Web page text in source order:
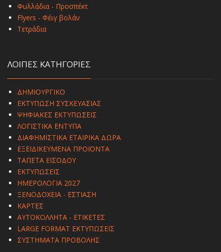
Φυλλάδια - Προσπέκτ
Flyers - Φέιγ βολάν
Τετράδια
ΛΟΙΠΕΣ ΚΑΤΗΓΟΡΙΕΣ
ΔΗΜΙΟΥΡΓΙΚΟ
ΕΚΤΥΠΩΣΗ ΣΥΣΚΕΥΑΣΙΑΣ
ΨΗΦΙΑΚΕΣ ΕΚΤΥΠΩΣΕΙΣ
ΛΟΓΙΣΤΙΚΑ ΕΝΤΥΠΑ
ΔΙΑΦΗΜΙΣΤΙΚΑ ΕΤΑΙΡΙΚΑ ΔΩΡΑ
ΕΞΕΙΔΙΚΕΥΜΕΝΑ ΠΡΟΪΟΝΤΑ
ΤΑΠΕΤΑ ΕΙΣΟΔΟΥ
ΕΚΤΥΠΩΣΕΙΣ
ΗΜΕΡΟΛΟΓΙΑ 2027
ΞΕΝΟΔΟΧΕΙΑ - ΕΣΤΙΑΣΗ
ΚΑΡΤΕΣ
ΑΥΤΟΚΟΛΛΗΤΑ - ΕΤΙΚΕΤΕΣ
LARGE FORMAT ΕΚΤΥΠΩΣΕΙΣ
ΣΥΣΤΗΜΑΤΑ ΠΡΟΒΟΛΗΣ